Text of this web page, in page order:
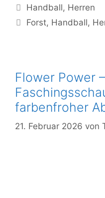
Handball, Herren
Forst, Handball,
Flower Power
farbenfroher
21. Februar 2026 von